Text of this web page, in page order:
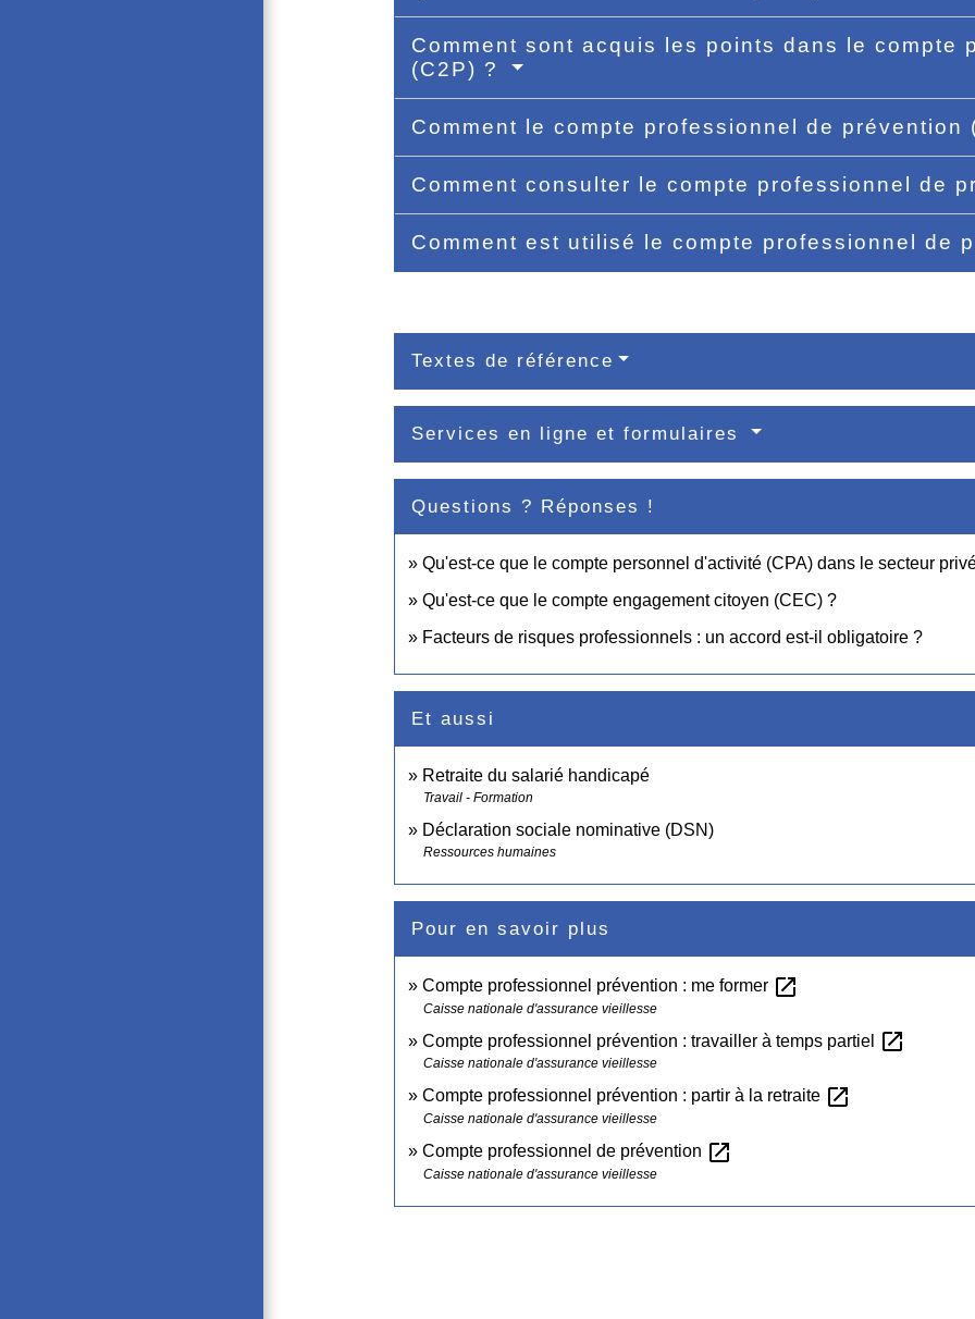
Comment sont acquis les points dans le compte
(C2P) ?
Comment le compte professionnel de
Comment consulter le compte professionnel de
Comment est utilisé le compte professionnel de
Textes de référence
Services en ligne et formulaires
Questions ? Réponses !
Qu'est-ce que le compte personnel d'activité (CPA) dans le secteur
Qu'est-ce que le compte engagement citoyen (CEC) ?
Facteurs de risques professionnels : un accord est-il obligatoire ?
Et aussi
Retraite du salarié handicapé
Travail - Formation
Déclaration sociale nominative (DSN)
Ressources humaines
Pour en savoir plus
Compte professionnel prévention : me former open_in_new
Caisse nationale d'assurance vieillesse
Compte professionnel prévention : travailler à temps partiel open_in_new
Caisse nationale d'assurance vieillesse
Compte professionnel prévention : partir à la retraite open_in_new
Caisse nationale d'assurance vieillesse
Compte professionnel de prévention open_in_new
Caisse nationale d'assurance vieillesse